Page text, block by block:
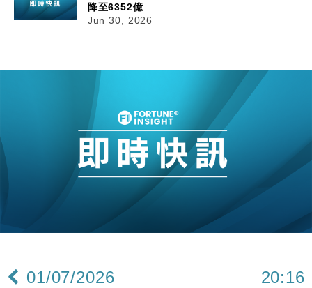
降至6352億
Jun 30, 2026
01/07/2026 20:16